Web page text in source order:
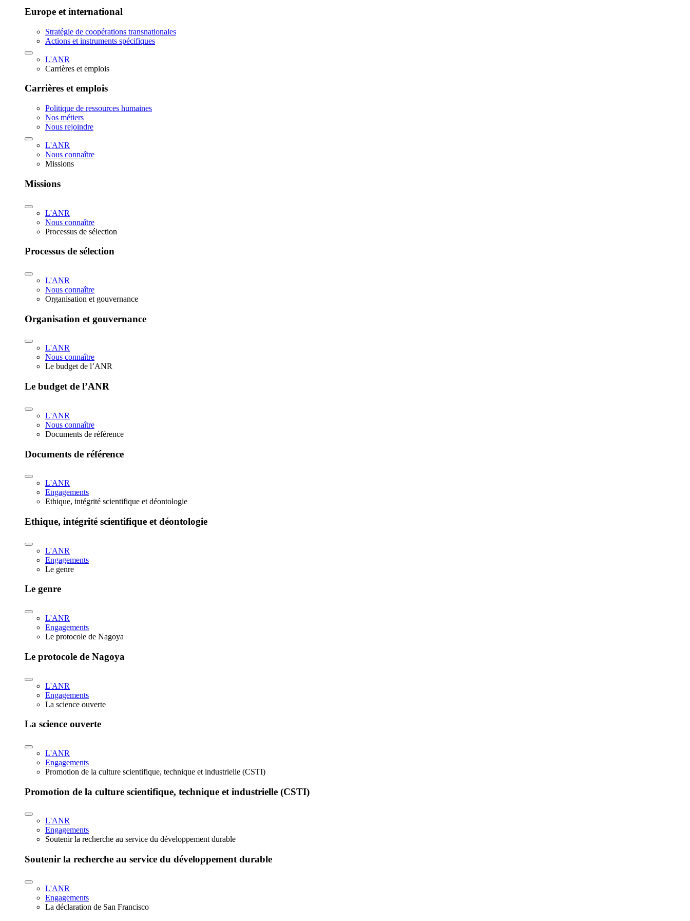
Europe et international
Stratégie de coopérations transnationales
Actions et instruments spécifiques
L'ANR
Carrières et emplois
Carrières et emplois
Politique de ressources humaines
Nos métiers
Nous rejoindre
L'ANR
Nous connaître
Missions
Missions
L'ANR
Nous connaître
Processus de sélection
Processus de sélection
L'ANR
Nous connaître
Organisation et gouvernance
Organisation et gouvernance
L'ANR
Nous connaître
Le budget de l’ANR
Le budget de l’ANR
L'ANR
Nous connaître
Documents de référence
Documents de référence
L'ANR
Engagements
Ethique, intégrité scientifique et déontologie
Ethique, intégrité scientifique et déontologie
L'ANR
Engagements
Le genre
Le genre
L'ANR
Engagements
Le protocole de Nagoya
Le protocole de Nagoya
L'ANR
Engagements
La science ouverte
La science ouverte
L'ANR
Engagements
Promotion de la culture scientifique, technique et industrielle (CSTI)
Promotion de la culture scientifique, technique et industrielle (CSTI)
L'ANR
Engagements
Soutenir la recherche au service du développement durable
Soutenir la recherche au service du développement durable
L'ANR
Engagements
La déclaration de San Francisco